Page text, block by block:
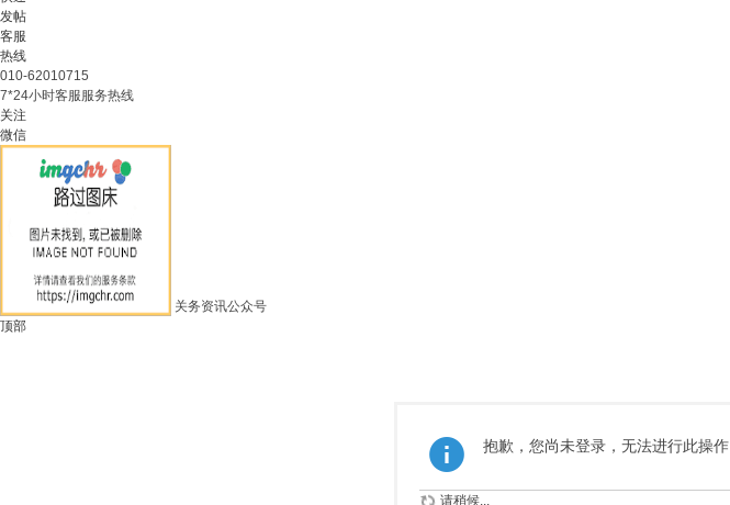
发帖
客服
热线
010-62010715
7*24小时客服服务热线
关注
微信
关务资讯公众号
顶部
抱歉，您尚未登录，无法进行此操作
请稍候...